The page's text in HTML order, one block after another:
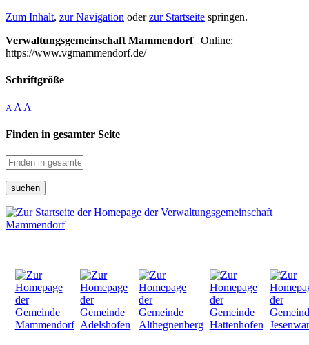
Zum Inhalt, zur Navigation oderzur Startseite springen.
Verwaltungsgemeinschaft Mammendorf| Online:
https://www.vgmammendorf.de/
Schriftgröße
A A A
Finden in gesamter Seite
suchen